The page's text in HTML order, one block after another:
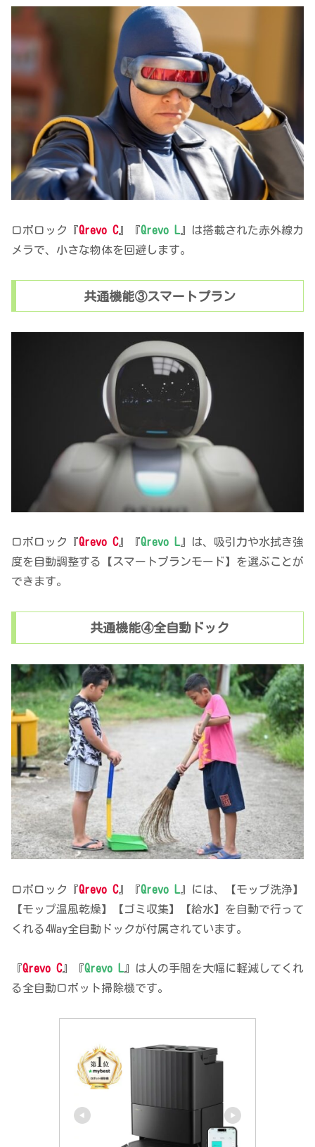
ロボロック『Qrevo C』『Qrevo L 』は搭載された赤外線カ
メラで、小さな物体を回避します。
共通機能③スマートプラン
ロボロック『Qrevo C』『Qrevo L』は、吸引力や水拭き強
度を自動調整する【スマートプランモード】を選ぶことが
できます。
共通機能④全自動ドック
ロボロック『Qrevo C』『Qrevo L 』には、【モップ洗浄】
【モップ温風乾燥】【ゴミ収集】【給水】を自動で行って
くれる4Way全自動ドックが付属されています。
『Qrevo C』『Qrevo L』は人の手間を大幅に軽減してくれ
る全自動ロボット掃除機です。